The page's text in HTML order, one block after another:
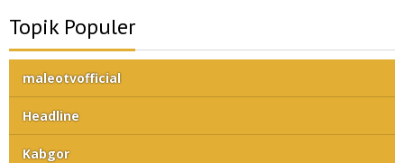
Topik Populer
maleotvofficial
Headline
Kabgor